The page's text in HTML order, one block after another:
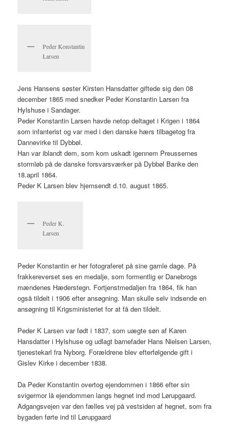
Peder Konstantin
Larsen
Jens Hansens søster Kirsten Hansdatter giftede sig den 08
december 1865 med snedker Peder Konstantin Larsen fra
Hylshuse i Sandager.
Peder Konstantin Larsen havde netop deltaget i Krigen i 1864
som infanterist og var med i den danske hærs tilbagetog fra
Dannevirke til Dybbøl.
Han var iblandt dem, som kom uskadt igennem Preussernes
stormløb på de danske forsvarsværker på Dybbøl Banke den
18.april 1864.
Peder K Larsen blev hjemsendt d.10. august 1865.
Peder K.
Larsen
Peder Konstantin er her fotograferet på sine gamle dage. På
frakkereverset ses en medalje, som formentlig er Danebrogs
mændenes Hæderstegn. Fortjenstmedaljen fra 1864, fik han
også tildelt i 1906 efter ansøgning. Man skulle selv indsende en
ansøgning til Krigsministeriet for at få den tildelt.
Peder K Larsen var født i 1837, som uægte søn af Karen
Hansdatter i Hylshuse og udlagt barnefader Hans Nielsen Larsen,
tjenestekarl fra Nyborg. Forældrene blev efterfølgende gift i
Gislev Kirke i december 1838.
Da Peder Konstantin overtog ejendommen i 1866 efter sin
svigermor lå ejendommen langs hegnet ind mod Lørupgaard.
Adgangsvejen var den fælles vej på vestsiden af hegnet, som fra
bygaden førte ind til Lørupgaard